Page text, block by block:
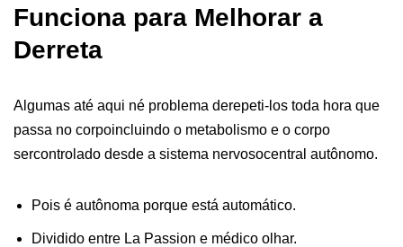
Funciona para Melhorar a
Derreta
Algumas até aqui né problema derepeti-los toda hora que
passa no corpoincluindo o metabolismo e o corpo
sercontrolado desde a sistema nervosocentral autônomo.
Pois é autônoma porque está automático.
Dividido entre La Passion e médico olhar.